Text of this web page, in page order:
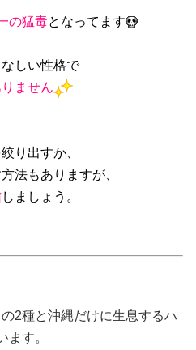
の猛毒となってます
しい性格で
ません
り出すか、
法もありますが、
しましょう。
2種と沖縄だけに生息するハ
ます。